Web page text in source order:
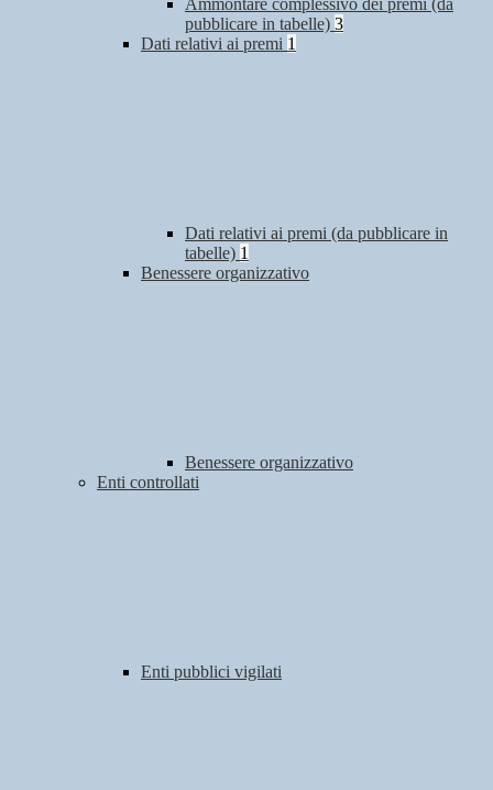
Ammontare complessivo dei premi (da
pubblicare in tabelle) 3
Dati relativi ai premi 1
Dati relativi ai premi (da pubblicare in
tabelle) 1
Benessere organizzativo
Benessere organizzativo
Enti controllati
Enti pubblici vigilati